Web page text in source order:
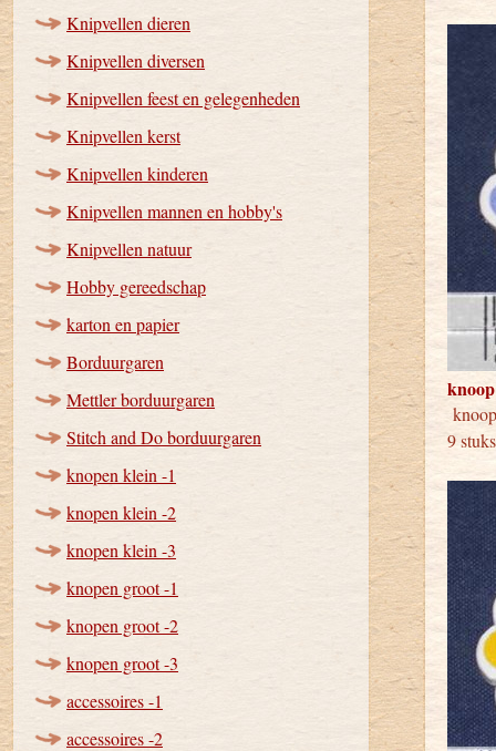
Knipvellen dieren
Knipvellen diversen
Knipvellen feest en gelegenheden
Knipvellen kerst
Knipvellen kinderen
Knipvellen mannen en hobby's
Knipvellen natuur
Hobby gereedschap
karton en papier
Borduurgaren
Mettler borduurgaren
Stitch and Do borduurgaren
knopen klein -1
knopen klein -2
knopen klein -3
knopen groot -1
knopen groot -2
knopen groot -3
accessoires -1
accessoires -2
9